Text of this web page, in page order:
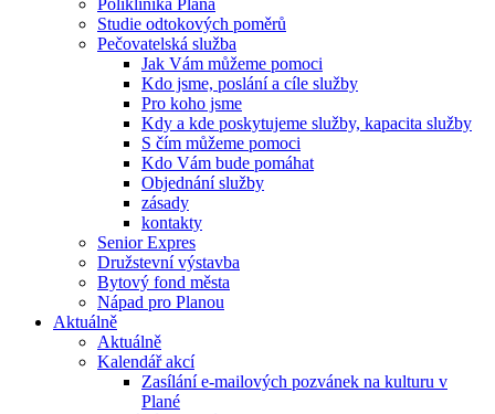
Poliklinika Planá
Studie odtokových poměrů
Pečovatelská služba
Jak Vám můžeme pomoci
Kdo jsme, poslání a cíle služby
Pro koho jsme
Kdy a kde poskytujeme služby, kapacita služby
S čím můžeme pomoci
Kdo Vám bude pomáhat
Objednání služby
zásady
kontakty
Senior Expres
Družstevní výstavba
Bytový fond města
Nápad pro Planou
Aktuálně
Aktuálně
Kalendář akcí
Zasílání e-mailových pozvánek na kulturu v
Plané